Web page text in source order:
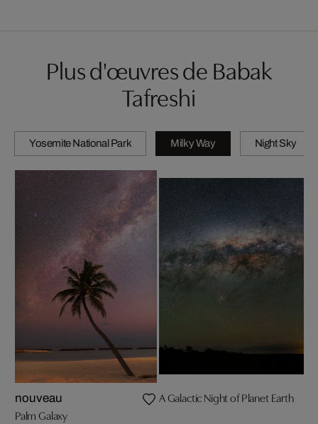
Plus d'œuvres de Babak
Tafreshi
Yosemite National Park Milky Way Night Sky
nouveau
Palm Galaxy
A Galactic Night of Planet Earth